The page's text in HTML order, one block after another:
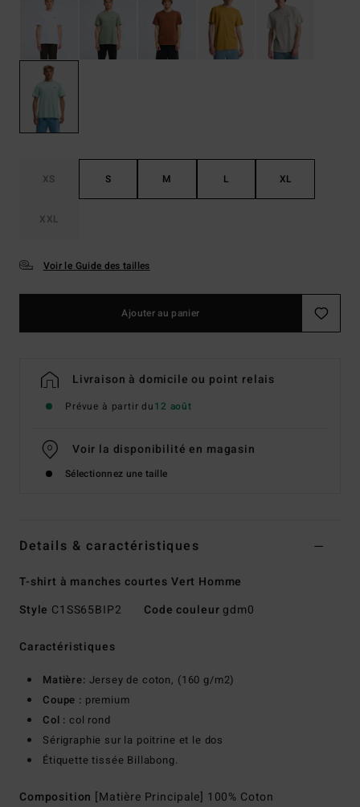
XS S M L XL
XXL
Voir le Guide des tailles
Ajouter au panier
Livraison à domicile ou point relais
Prévue à partir du12 août
Voir la disponibilité en magasin
Sélectionnez une taille
Details & caractéristiques
T-shirt à manches courtes Vert Homme
Style C1SS65BIP2 Code couleur gdm0
Caractéristiques
Matière: Jersey de coton, (160 g/m2)
Coupe : premium
Col : col rond
Sérigraphie sur la poitrine et le dos
Étiquette tissée Billabong.
Composition [Matière Principale] 100% Coton